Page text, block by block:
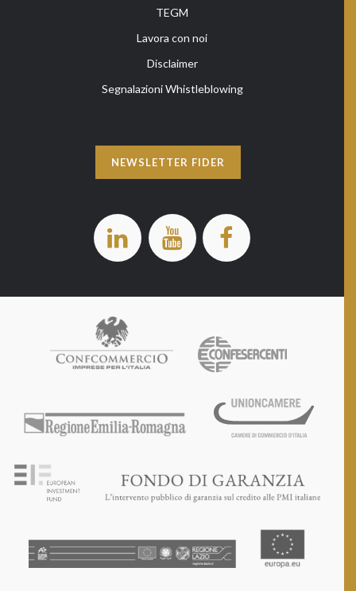
TEGM
Lavora con noi
Disclaimer
Segnalazioni Whistleblowing
NEWSLETTER FIDER